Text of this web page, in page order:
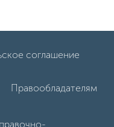
соглашение
Правообладателям